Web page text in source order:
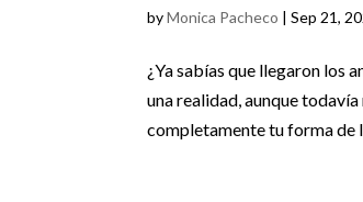
byMonica Pacheco |Sep 21,
¿Ya sabías que llegaron los
una realidad, aunque
completamente tu forma de